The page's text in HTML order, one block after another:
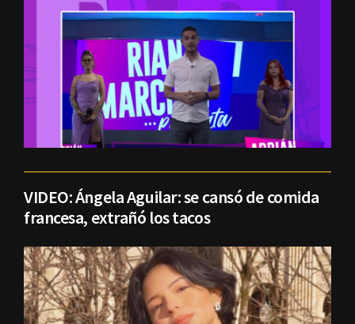
VIDEO: Ángela Aguilar: se cansó de comida
francesa, extrañó los tacos